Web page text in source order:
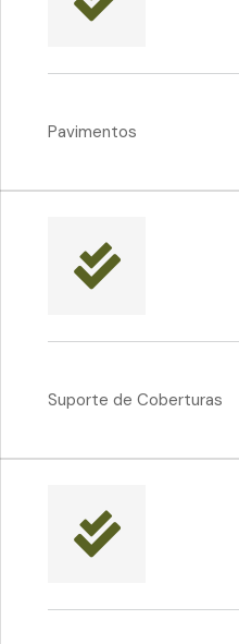
Pavimentos
Suporte de Coberturas